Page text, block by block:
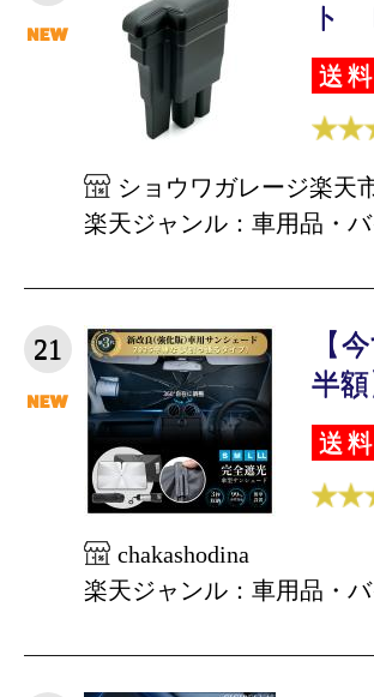
ト
送
ショウワガレージ楽天
楽天ジャンル：車用品・
21
【
半
送
chakashodina
楽天ジャンル：車用品・